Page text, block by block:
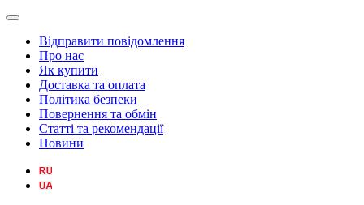
Відправити повідомлення
Про нас
Як купити
Доставка та оплата
Політика безпеки
Повернення та обмін
Статті та рекомендації
Новини